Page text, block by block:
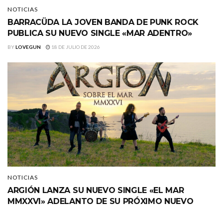
NOTICIAS
BARRACÜDA LA JOVEN BANDA DE PUNK ROCK
PUBLICA SU NUEVO SINGLE «MAR ADENTRO»
BYLOVEGUN 18 DE JULIO DE 2026
NOTICIAS
ARGIÓN LANZA SU NUEVO SINGLE «EL MAR
MMXXVI» ADELANTO DE SU PRÓXIMO NUEVO